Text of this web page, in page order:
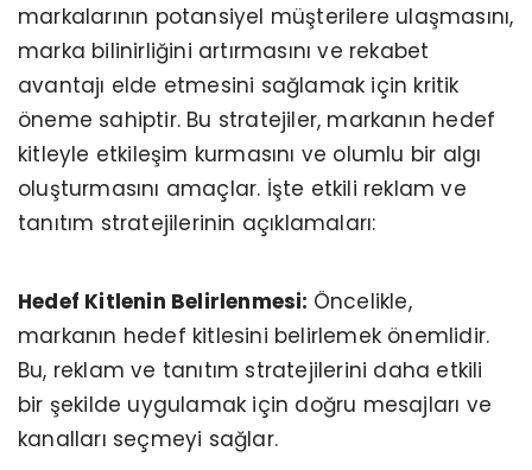
markalarının potansiyel müşterilere ulaşmasını,
marka bilinirliğini artırmasını ve rekabet
avantajı elde etmesini sağlamak için kritik
öneme sahiptir. Bu stratejiler, markanın hedef
kitleyle etkileşim kurmasını ve olumlu bir algı
oluşturmasını amaçlar. İşte etkili reklam ve
tanıtım stratejilerinin açıklamaları:
Hedef Kitlenin Belirlenmesi: Öncelikle,
markanın hedef kitlesini belirlemek önemlidir.
Bu, reklam ve tanıtım stratejilerini daha etkili
bir şekilde uygulamak için doğru mesajları ve
kanalları seçmeyi sağlar.